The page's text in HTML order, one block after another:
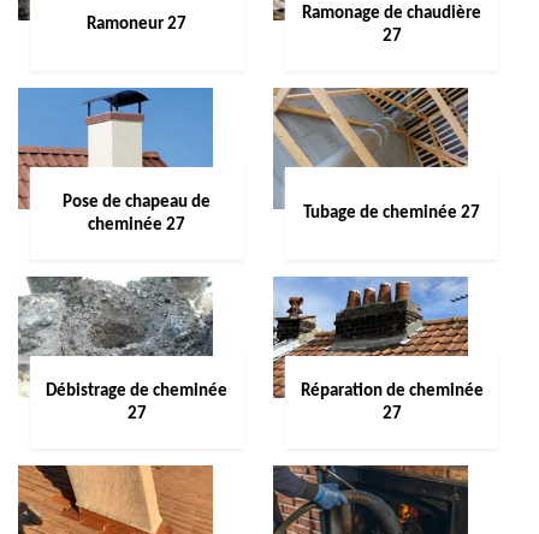
Ramoneur 27
Ramonage de chaudière
27
Pose de chapeau de
cheminée 27
Tubage de cheminée 27
Débistrage de cheminée
27
Réparation de cheminée
27